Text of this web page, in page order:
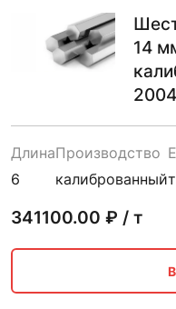
14
2004
Длина
6
Производство
калиброванныйт
341100.00 ₽ / т